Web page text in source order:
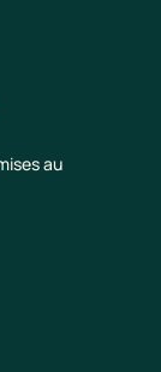
au